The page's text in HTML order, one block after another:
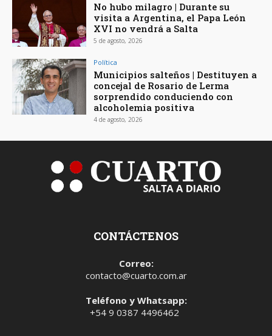
No hubo milagro | Durante su
visita a Argentina, el Papa León
XVI no vendrá a Salta
5 de agosto, 2026
Política
Municipios salteños | Destituyen a
concejal de Rosario de Lerma
sorprendido conduciendo con
alcoholemia positiva
4 de agosto, 2026
CONTÁCTENOS
Correo:
contacto@cuarto.com.ar
Teléfono y Whatsapp:
+54 9 0387 4496462